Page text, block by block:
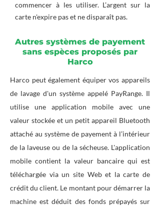
commencer à les utiliser. L’argent sur la
carte n'expire pas et ne disparaît pas.
Autres systèmes de payement
sans espèces proposés par
Harco
Harco peut également équiper vos appareils
de lavage d'un système appelé PayRange. Il
utilise une application mobile avec une
valeur stockée et un petit appareil Bluetooth
attaché au système de payement à l’intérieur
de la laveuse ou de la sécheuse. L'application
mobile contient la valeur bancaire qui est
téléchargée via un site Web et la carte de
crédit du client. Le montant pour démarrer la
machine est déduit des fonds prépayés sur